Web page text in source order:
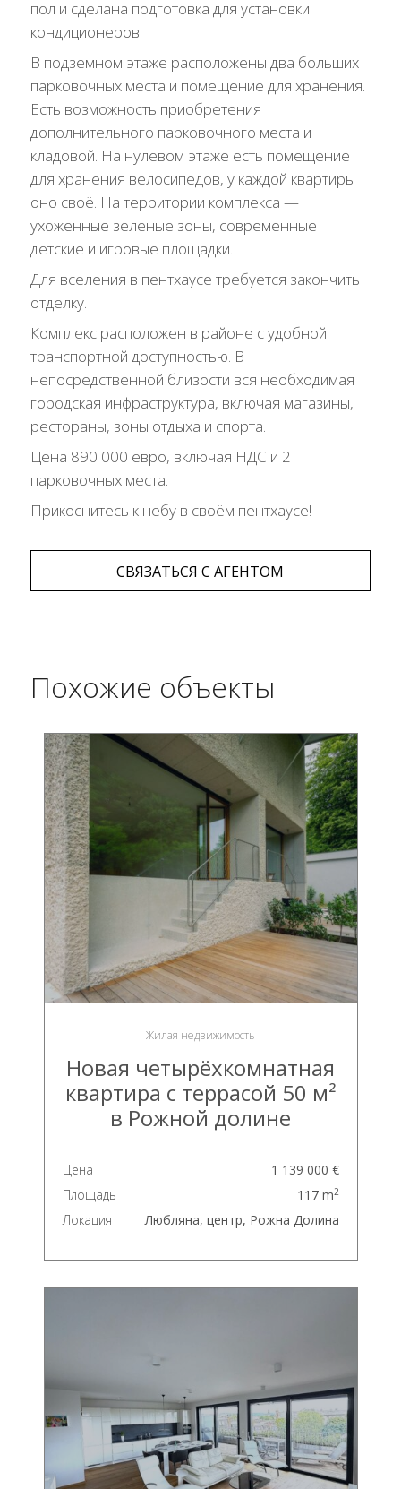
пол и сделана подготовка для установки
кондиционеров.
В подземном этаже расположены два больших
парковочных места и помещение для хранения.
Есть возможность приобретения
дополнительного парковочного места и
кладовой. На нулевом этаже есть помещение
для хранения велосипедов, у каждой квартиры
оно своё. На территории комплекса —
ухоженные зеленые зоны, современные
детские и игровые площадки.
Для вселения в пентхаусе требуется закончить
отделку.
Комплекс расположен в районе с удобной
транспортной доступностью. В
непосредственной близости вся необходимая
городская инфраструктура, включая магазины,
рестораны, зоны отдыха и спорта.
Цена 890 000 евро, включая НДС и 2
парковочных места.
Прикоснитесь к небу в своём пентхаусе!
СВЯЗАТЬСЯ С АГЕНТОМ
Похожие объекты
Жилая недвижимость
Новая четырёхкомнатная
квартира с террасой 50 м²
в Рожной долине
Цена
1 139 000 €
Площадь
117 m2
Локация Любляна, центр, Рожна Долина